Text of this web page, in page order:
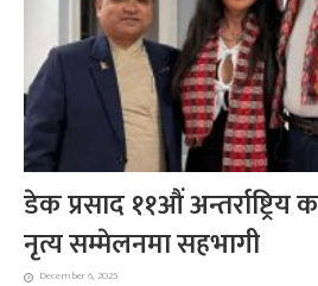
डेक प्रसाद ११औं
नृत्य सम्मेलनमा सहभागी
December 6, 2025